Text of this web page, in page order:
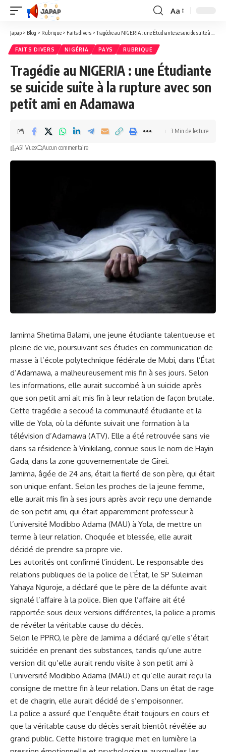
Redimensionner
la
Aa
Japap > Blog > Rubrique > Faits divers >Tragédie au NIGERIA : une Étudiante se suicide suite à la rupture avec son petit ami en Adamawa
FAITS DIVERS NIGÉRIA PAYS RUBRIQUE
Tragédie au NIGERIA : une Étudiante
se suicide suite à la rupture avec son
petit ami en Adamawa
451 Vues Aucun commentaire
3 Min de lecture
Jamima Shetima Balami, une jeune étudiante talentueuse et
pleine de vie, poursuivant ses études​ en communication de
masse à l’école polytechnique fédérale de Mubi, dans l’État
d’Adamawa, a malheureusement mis fin à ses jours. Selon⁤
les informations, elle​ aurait ⁤succombé à un suicide après
que son⁣ petit ami ait mis fin à leur relation‍ de façon brutale.
Cette tragédie a secoué la communauté étudiante et la
ville de Yola, où la défunte suivait une formation à la
télévision d’Adamawa (ATV). ⁢Elle a été retrouvée⁢ sans vie
dans sa résidence à Vinikilang, connue sous‍ le nom de Hayin
Gada,⁤ dans la zone gouvernementale de Girei.
Jamima, âgée de 24 ans, était la fierté de son père, qui était
son unique enfant. Selon les proches‌ de la jeune femme,
elle aurait‍ mis fin ⁤à ses jours après avoir reçu une ‍demande
de son petit ami, qui était apparemment professeur à
l’université Modibbo Adama (MAU) ⁢à Yola, de mettre un
terme à leur relation. Choquée et blessée, elle aurait
décidé de prendre sa propre vie.
Les autorités ont confirmé l’incident. Le⁣ responsable des⁣
relations publiques de la police de l’État, le SP Suleiman
Yahaya Nguroje, a déclaré que le père de la défunte avait
signalé l’affaire à la police. Bien que⁢ l’affaire ait été
rapportée sous deux versions différentes, la police a promis
de ⁤révéler la véritable cause du décès.
Selon le PPRO, le père de Jamima a déclaré qu’elle s’était
suicidée en prenant des substances, tandis qu’une autre
version dit qu’elle aurait rendu visite à son petit ami à
l’université ⁢Modibbo Adama (MAU) ‍et qu’elle aurait reçu la⁣
consigne de mettre⁤ fin​ à leur relation. Dans un état de rage
et de chagrin, elle aurait décidé de s’empoisonner.
La police a assuré que l’enquête était toujours en cours et
que la véritable cause du décès⁢ serait bientôt ‌révélée au
grand public. Cette histoire tragique met en‌ lumière la